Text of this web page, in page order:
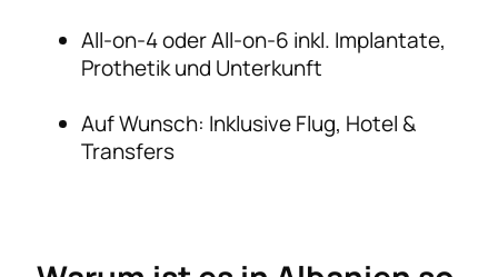
All-on-4 oder All-on-6 inkl. Implantate,
Prothetik und Unterkunft
Auf Wunsch: Inklusive Flug, Hotel &
Transfers